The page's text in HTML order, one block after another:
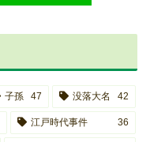
子孫 47 没落大名 42
江戸時代事件 36